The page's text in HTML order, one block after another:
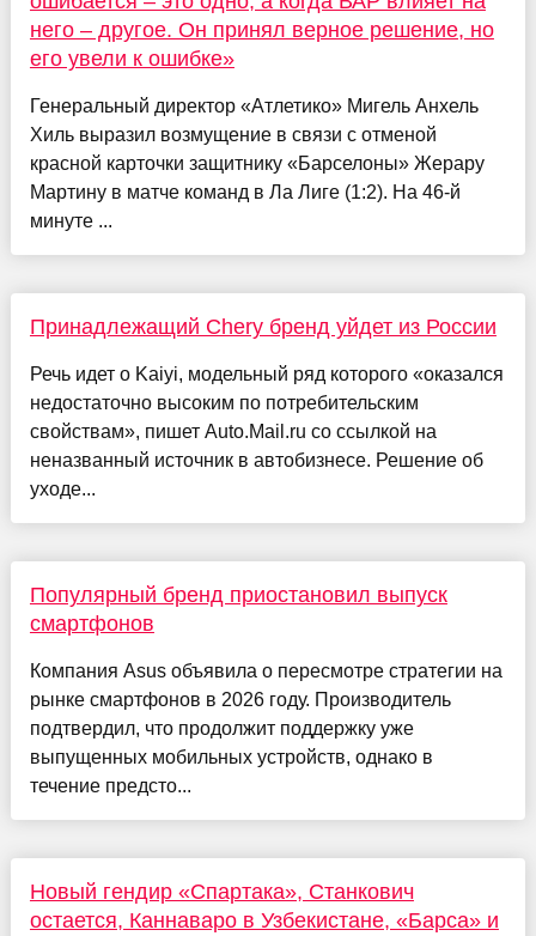
него – другое. Он принял верное решение, но
его увели к ошибке»
Генеральный директор «Атлетико» Мигель Анхель
Хиль выразил возмущение в связи с отменой
красной карточки защитнику «Барселоны» Жерару
Мартину в матче команд в Ла Лиге (1:2). На 46-й
минуте ...
Принадлежащий Chery бренд уйдет из России
Речь идет о Kaiyi, модельный ряд которого «оказался
недостаточно высоким по потребительским
свойствам», пишет Auto.Mail.ru со ссылкой на
неназванный источник в автобизнесе. Решение об
уходе...
Популярный бренд приостановил выпуск
смартфонов
Компания Asus объявила о пересмотре стратегии на
рынке смартфонов в 2026 году. Производитель
подтвердил, что продолжит поддержку уже
выпущенных мобильных устройств, однако в
течение предсто...
Новый гендир «Спартака», Станкович
остается, Каннаваро в Узбекистане, «Барса» и